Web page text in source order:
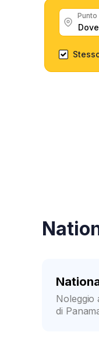
Punto
Noleggio
di